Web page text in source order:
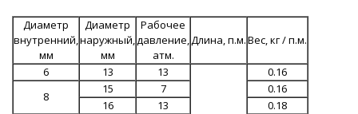
Диаметр
внутренний,
мм
Диаметр
наружный,
мм
Рабочее
давление,
атм.
Длина, п.м.Вес, кг / п.м.
6 13 13
0.16
8
15 7
0.16
16
13
0.18